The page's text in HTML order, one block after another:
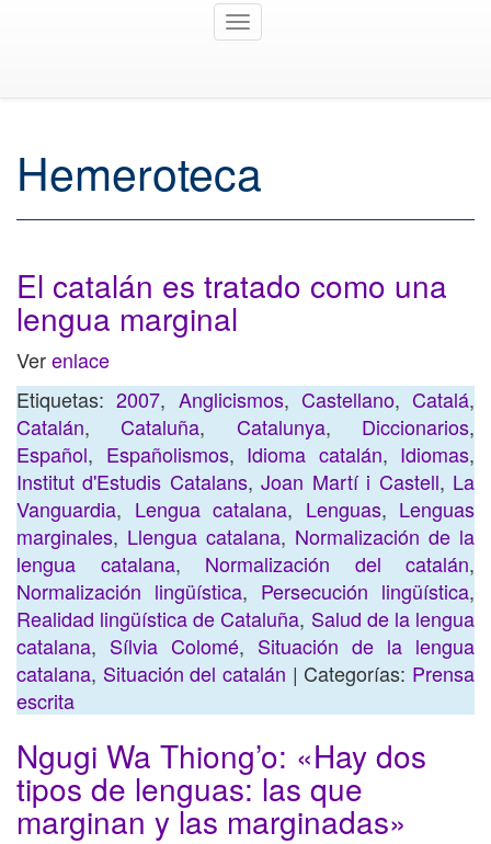
Toggle
Hemeroteca
El catalán es tratado como una
lengua marginal
Verenlace
Etiquetas:2007, Anglicismos, Castellano, Catalá,
Catalán,Cataluña, Catalunya, Diccionarios,
Español, Españolismos, Idioma catalán, Idiomas,
Institut d'Estudis Catalans,Joan Martí i Castell, La
Vanguardia, Lengua catalana, Lenguas, Lenguas
marginales, Llengua catalana, Normalización de la
lengua catalana, Normalización del catalán,
Normalización lingüística, Persecución lingüística,
Realidad lingüística de Cataluña, Salud de la lengua
catalana, Sílvia Colomé, Situación de la lengua
catalana, Situación del catalán | Categorías: Prensa
escrita
Ngugi Wa Thiong’o: «Hay dos
tipos de lenguas: las que
marginan y las marginadas»